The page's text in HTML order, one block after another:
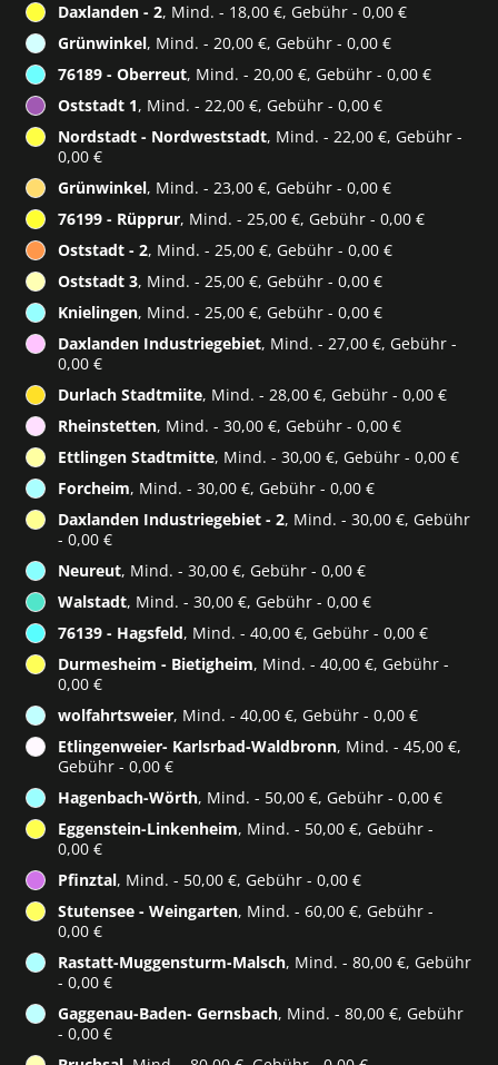
Daxlanden - 2, Mind. - 18,00 €, Gebühr - 0,00 €
Grünwinkel, Mind. - 20,00 €, Gebühr - 0,00 €
76189 - Oberreut, Mind. - 20,00 €, Gebühr - 0,00 €
Oststadt 1, Mind. - 22,00 €, Gebühr - 0,00 €
Nordstadt - Nordweststadt, Mind. - 22,00 €, Gebühr -
0,00 €
Grünwinkel, Mind. - 23,00 €, Gebühr - 0,00 €
76199 - Rüpprur, Mind. - 25,00 €, Gebühr - 0,00 €
Oststadt - 2, Mind. - 25,00 €, Gebühr - 0,00 €
Oststadt 3, Mind. - 25,00 €, Gebühr - 0,00 €
Knielingen, Mind. - 25,00 €, Gebühr - 0,00 €
Daxlanden Industriegebiet, Mind. - 27,00 €, Gebühr -
0,00 €
Durlach Stadtmiite, Mind. - 28,00 €, Gebühr - 0,00 €
Rheinstetten, Mind. - 30,00 €, Gebühr - 0,00 €
Ettlingen Stadtmitte, Mind. - 30,00 €, Gebühr - 0,00 €
Forcheim, Mind. - 30,00 €, Gebühr - 0,00 €
Daxlanden Industriegebiet - 2, Mind. - 30,00 €, Gebühr
- 0,00 €
Neureut, Mind. - 30,00 €, Gebühr - 0,00 €
Walstadt, Mind. - 30,00 €, Gebühr - 0,00 €
76139 - Hagsfeld, Mind. - 40,00 €, Gebühr - 0,00 €
Durmesheim - Bietigheim, Mind. - 40,00 €, Gebühr -
0,00 €
wolfahrtsweier, Mind. - 40,00 €, Gebühr - 0,00 €
Etlingenweier- Karlsrbad-Waldbronn, Mind. - 45,00 €,
Gebühr - 0,00 €
Hagenbach-Wörth, Mind. - 50,00 €, Gebühr - 0,00 €
Eggenstein-Linkenheim, Mind. - 50,00 €, Gebühr -
0,00 €
Pfinztal, Mind. - 50,00 €, Gebühr - 0,00 €
Stutensee - Weingarten, Mind. - 60,00 €, Gebühr -
0,00 €
Rastatt-Muggensturm-Malsch, Mind. - 80,00 €, Gebühr
- 0,00 €
Gaggenau-Baden- Gernsbach, Mind. - 80,00 €, Gebühr
- 0,00 €